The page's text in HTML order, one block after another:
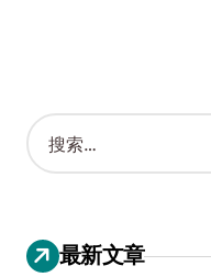
搜
索
：
最新文章